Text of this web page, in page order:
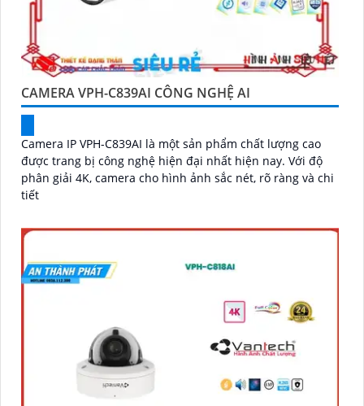
CAMERA VPH-C839AI CÔNG NGHỆ AI
Camera IP VPH-C839AI là một sản phẩm chất lượng cao
được trang bị công nghệ hiện đại nhất hiện nay. Với độ
phân giải 4K, camera cho hình ảnh sắc nét, rõ ràng và chi
tiết